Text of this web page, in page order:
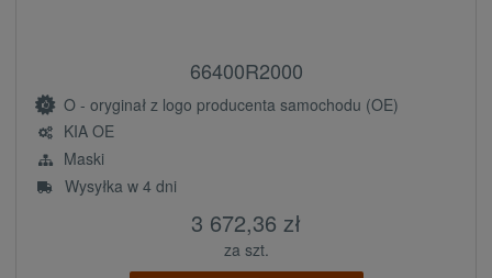
66400R2000
O - oryginał z logo producenta samochodu (OE)
KIA OE
Maski
Wysyłka w 4 dni
3 672,36 zł
za szt.